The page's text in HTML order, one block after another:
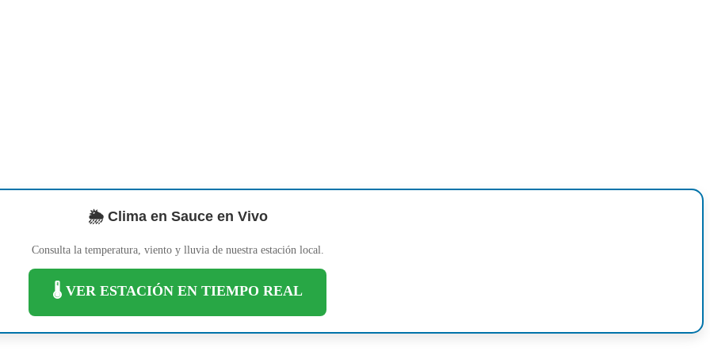
🌦️ Clima en Sauce en Vivo
Consulta la temperatura, viento y lluvia de nuestra estación local.
🌡️ VER ESTACIÓN EN TIEMPO REAL